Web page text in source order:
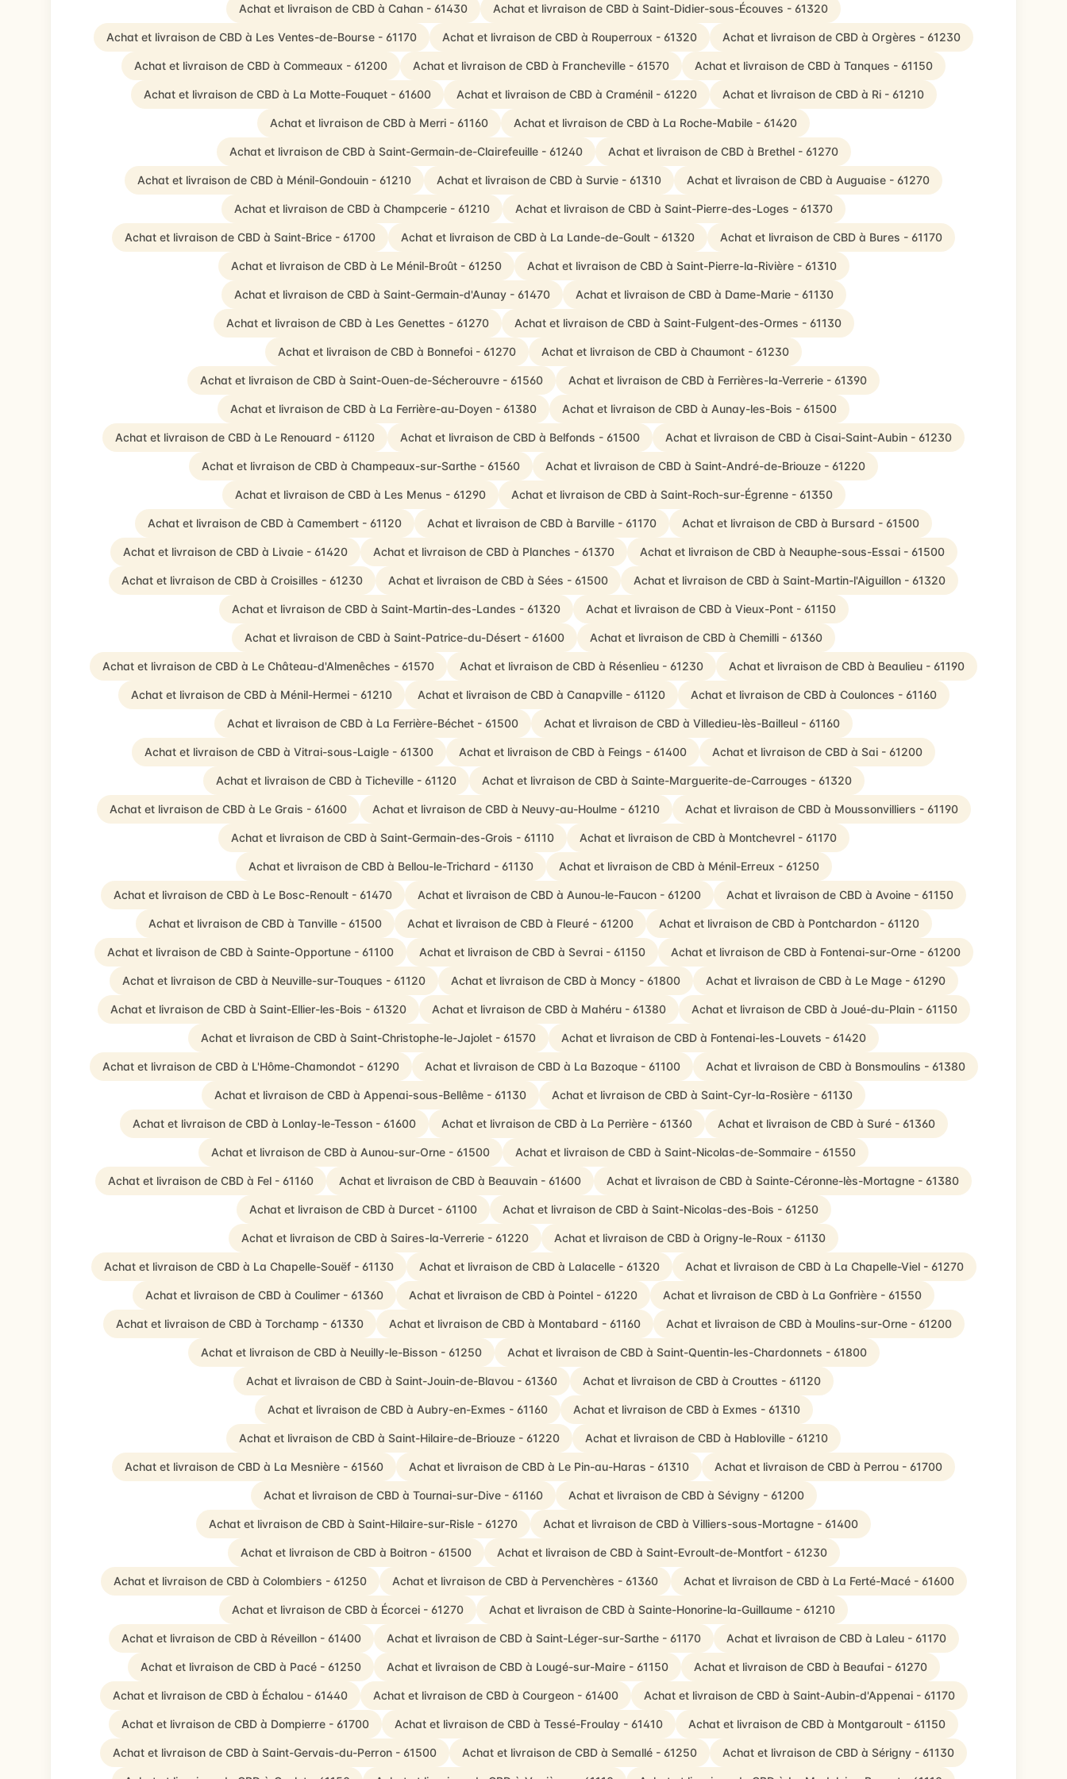
Achat et livraison de CBD à Cahan - 61430 Achat et livraison de CBD à Saint-Didier-sous-Écouves - 61320
Achat et livraison de CBD à Les Ventes-de-Bourse - 61170 Achat et livraison de CBD à Rouperroux - 61320 Achat et livraison de CBD à Orgères - 61230
Achat et livraison de CBD à Commeaux - 61200 Achat et livraison de CBD à Francheville - 61570 Achat et livraison de CBD à Tanques - 61150
Achat et livraison de CBD à La Motte-Fouquet - 61600 Achat et livraison de CBD à Craménil - 61220 Achat et livraison de CBD à Ri - 61210
Achat et livraison de CBD à Merri - 61160 Achat et livraison de CBD à La Roche-Mabile - 61420
Achat et livraison de CBD à Saint-Germain-de-Clairefeuille - 61240 Achat et livraison de CBD à Brethel - 61270
Achat et livraison de CBD à Ménil-Gondouin - 61210 Achat et livraison de CBD à Survie - 61310 Achat et livraison de CBD à Auguaise - 61270
Achat et livraison de CBD à Champcerie - 61210 Achat et livraison de CBD à Saint-Pierre-des-Loges - 61370
Achat et livraison de CBD à Saint-Brice - 61700 Achat et livraison de CBD à La Lande-de-Goult - 61320 Achat et livraison de CBD à Bures - 61170
Achat et livraison de CBD à Le Ménil-Broût - 61250 Achat et livraison de CBD à Saint-Pierre-la-Rivière - 61310
Achat et livraison de CBD à Saint-Germain-d'Aunay - 61470 Achat et livraison de CBD à Dame-Marie - 61130
Achat et livraison de CBD à Les Genettes - 61270 Achat et livraison de CBD à Saint-Fulgent-des-Ormes - 61130
Achat et livraison de CBD à Bonnefoi - 61270 Achat et livraison de CBD à Chaumont - 61230
Achat et livraison de CBD à Saint-Ouen-de-Sécherouvre - 61560 Achat et livraison de CBD à Ferrières-la-Verrerie - 61390
Achat et livraison de CBD à La Ferrière-au-Doyen - 61380 Achat et livraison de CBD à Aunay-les-Bois - 61500
Achat et livraison de CBD à Le Renouard - 61120 Achat et livraison de CBD à Belfonds - 61500 Achat et livraison de CBD à Cisai-Saint-Aubin - 61230
Achat et livraison de CBD à Champeaux-sur-Sarthe - 61560 Achat et livraison de CBD à Saint-André-de-Briouze - 61220
Achat et livraison de CBD à Les Menus - 61290 Achat et livraison de CBD à Saint-Roch-sur-Égrenne - 61350
Achat et livraison de CBD à Camembert - 61120 Achat et livraison de CBD à Barville - 61170 Achat et livraison de CBD à Bursard - 61500
Achat et livraison de CBD à Livaie - 61420 Achat et livraison de CBD à Planches - 61370 Achat et livraison de CBD à Neauphe-sous-Essai - 61500
Achat et livraison de CBD à Croisilles - 61230 Achat et livraison de CBD à Sées - 61500 Achat et livraison de CBD à Saint-Martin-l'Aiguillon - 61320
Achat et livraison de CBD à Saint-Martin-des-Landes - 61320 Achat et livraison de CBD à Vieux-Pont - 61150
Achat et livraison de CBD à Saint-Patrice-du-Désert - 61600 Achat et livraison de CBD à Chemilli - 61360
Achat et livraison de CBD à Le Château-d'Almenêches - 61570 Achat et livraison de CBD à Résenlieu - 61230 Achat et livraison de CBD à Beaulieu - 61190
Achat et livraison de CBD à Ménil-Hermei - 61210 Achat et livraison de CBD à Canapville - 61120 Achat et livraison de CBD à Coulonces - 61160
Achat et livraison de CBD à La Ferrière-Béchet - 61500 Achat et livraison de CBD à Villedieu-lès-Bailleul - 61160
Achat et livraison de CBD à Vitrai-sous-Laigle - 61300 Achat et livraison de CBD à Feings - 61400 Achat et livraison de CBD à Sai - 61200
Achat et livraison de CBD à Ticheville - 61120 Achat et livraison de CBD à Sainte-Marguerite-de-Carrouges - 61320
Achat et livraison de CBD à Le Grais - 61600 Achat et livraison de CBD à Neuvy-au-Houlme - 61210 Achat et livraison de CBD à Moussonvilliers - 61190
Achat et livraison de CBD à Saint-Germain-des-Grois - 61110 Achat et livraison de CBD à Montchevrel - 61170
Achat et livraison de CBD à Bellou-le-Trichard - 61130 Achat et livraison de CBD à Ménil-Erreux - 61250
Achat et livraison de CBD à Le Bosc-Renoult - 61470 Achat et livraison de CBD à Aunou-le-Faucon - 61200 Achat et livraison de CBD à Avoine - 61150
Achat et livraison de CBD à Tanville - 61500 Achat et livraison de CBD à Fleuré - 61200 Achat et livraison de CBD à Pontchardon - 61120
Achat et livraison de CBD à Sainte-Opportune - 61100 Achat et livraison de CBD à Sevrai - 61150 Achat et livraison de CBD à Fontenai-sur-Orne - 61200
Achat et livraison de CBD à Neuville-sur-Touques - 61120 Achat et livraison de CBD à Moncy - 61800 Achat et livraison de CBD à Le Mage - 61290
Achat et livraison de CBD à Saint-Ellier-les-Bois - 61320 Achat et livraison de CBD à Mahéru - 61380 Achat et livraison de CBD à Joué-du-Plain - 61150
Achat et livraison de CBD à Saint-Christophe-le-Jajolet - 61570 Achat et livraison de CBD à Fontenai-les-Louvets - 61420
Achat et livraison de CBD à L'Hôme-Chamondot - 61290 Achat et livraison de CBD à La Bazoque - 61100 Achat et livraison de CBD à Bonsmoulins - 61380
Achat et livraison de CBD à Appenai-sous-Bellême - 61130 Achat et livraison de CBD à Saint-Cyr-la-Rosière - 61130
Achat et livraison de CBD à Lonlay-le-Tesson - 61600 Achat et livraison de CBD à La Perrière - 61360 Achat et livraison de CBD à Suré - 61360
Achat et livraison de CBD à Aunou-sur-Orne - 61500 Achat et livraison de CBD à Saint-Nicolas-de-Sommaire - 61550
Achat et livraison de CBD à Fel - 61160 Achat et livraison de CBD à Beauvain - 61600 Achat et livraison de CBD à Sainte-Céronne-lès-Mortagne - 61380
Achat et livraison de CBD à Durcet - 61100 Achat et livraison de CBD à Saint-Nicolas-des-Bois - 61250
Achat et livraison de CBD à Saires-la-Verrerie - 61220 Achat et livraison de CBD à Origny-le-Roux - 61130
Achat et livraison de CBD à La Chapelle-Souëf - 61130 Achat et livraison de CBD à Lalacelle - 61320 Achat et livraison de CBD à La Chapelle-Viel - 61270
Achat et livraison de CBD à Coulimer - 61360 Achat et livraison de CBD à Pointel - 61220 Achat et livraison de CBD à La Gonfrière - 61550
Achat et livraison de CBD à Torchamp - 61330 Achat et livraison de CBD à Montabard - 61160 Achat et livraison de CBD à Moulins-sur-Orne - 61200
Achat et livraison de CBD à Neuilly-le-Bisson - 61250 Achat et livraison de CBD à Saint-Quentin-les-Chardonnets - 61800
Achat et livraison de CBD à Saint-Jouin-de-Blavou - 61360 Achat et livraison de CBD à Crouttes - 61120
Achat et livraison de CBD à Aubry-en-Exmes - 61160 Achat et livraison de CBD à Exmes - 61310
Achat et livraison de CBD à Saint-Hilaire-de-Briouze - 61220 Achat et livraison de CBD à Habloville - 61210
Achat et livraison de CBD à La Mesnière - 61560 Achat et livraison de CBD à Le Pin-au-Haras - 61310 Achat et livraison de CBD à Perrou - 61700
Achat et livraison de CBD à Tournai-sur-Dive - 61160 Achat et livraison de CBD à Sévigny - 61200
Achat et livraison de CBD à Saint-Hilaire-sur-Risle - 61270 Achat et livraison de CBD à Villiers-sous-Mortagne - 61400
Achat et livraison de CBD à Boitron - 61500 Achat et livraison de CBD à Saint-Evroult-de-Montfort - 61230
Achat et livraison de CBD à Colombiers - 61250 Achat et livraison de CBD à Pervenchères - 61360 Achat et livraison de CBD à La Ferté-Macé - 61600
Achat et livraison de CBD à Écorcei - 61270 Achat et livraison de CBD à Sainte-Honorine-la-Guillaume - 61210
Achat et livraison de CBD à Réveillon - 61400 Achat et livraison de CBD à Saint-Léger-sur-Sarthe - 61170 Achat et livraison de CBD à Laleu - 61170
Achat et livraison de CBD à Pacé - 61250 Achat et livraison de CBD à Lougé-sur-Maire - 61150 Achat et livraison de CBD à Beaufai - 61270
Achat et livraison de CBD à Échalou - 61440 Achat et livraison de CBD à Courgeon - 61400 Achat et livraison de CBD à Saint-Aubin-d'Appenai - 61170
Achat et livraison de CBD à Dompierre - 61700 Achat et livraison de CBD à Tessé-Froulay - 61410 Achat et livraison de CBD à Montgaroult - 61150
Achat et livraison de CBD à Saint-Gervais-du-Perron - 61500 Achat et livraison de CBD à Semallé - 61250 Achat et livraison de CBD à Sérigny - 61130